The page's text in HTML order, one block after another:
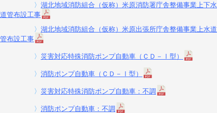
〉 湖北地域消防組合（仮称）米原消防署庁舎整備事業上下水
道管布設工事
〉 湖北地域消防組合（仮称）米原出張所庁舎整備事業上水道
管布設工事
〉 災害対応特殊消防ポンプ自動車（ＣＤ－Ⅰ型）
〉 消防ポンプ自動車（ＣＤ－Ⅰ型）
〉 災害対応特殊消防ポンプ自動車：不調
〉 消防ポンプ自動車：不調